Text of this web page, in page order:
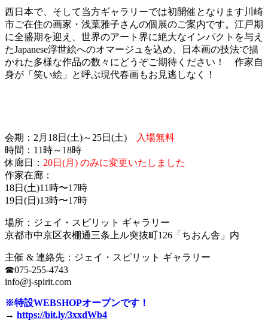
西日本で、そして当方ギャラリーでは初開催となります川崎
市ご在住の画家・浅葉雅子さんの個展のご案内です。江戸期
に全盛期を迎え、世界のアート界に絶大なインパクトを与え
たJapanese浮世絵へのオマージュを込め、日本画の技法で描
かれた多様な作品の数々にどうぞご期待ください！ 作家自
身が「笑い絵」と呼ぶ現代春画もお見逃しなく！
会期：2月18日(土)～25日(土)
入場無料
時間：11時～18時
休廊日： 20日(月) のみに変更いたしました
作家在廊：
18日(土)11時〜17時
19日(日)13時〜17時
場所：ジェイ・スピリット ギャラリー
京都市中京区衣棚通三条上ル突抜町126「ちおん舎」内
主催 & 連絡先：ジェイ・スピリット ギャラリー
☎︎075-255-4743
info@j-spirit.com
※特設WEBSHOPオープンです！
→ https://bit.ly/3xxdWb4